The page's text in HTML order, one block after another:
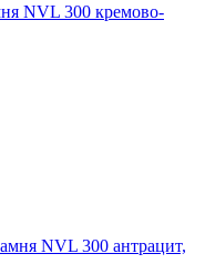
NVL 300 кремово-